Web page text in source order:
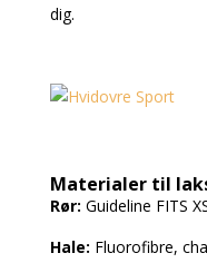
dig.
Materialer til
Rør: Guideline FITS
Hale: Fluorofibre,